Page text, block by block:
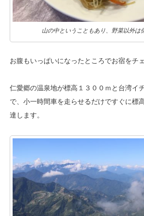
山の中ということもあり、野菜以外は
お腹もいっぱいになったところでお宿をチ
仁愛郷の温泉地が標高１３００ｍと台湾イ
で、小一時間車を走らせるだけですぐに標
達します。